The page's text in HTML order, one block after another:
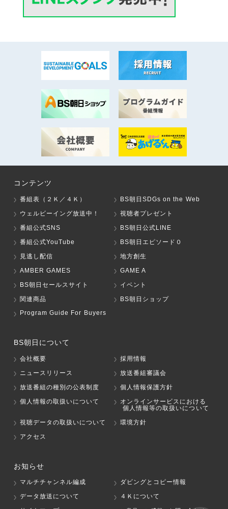
コンテンツ
番組表（２Ｋ／４Ｋ）
BS朝日SDGs on the Web
ウェルビーイング放送中！
視聴者プレゼント
番組公式SNS
BS朝日公式LINE
番組公式YouTube
BS朝日エピソード０
見逃し配信
地方創生
AMBER GAMES
GAME A
BS朝日セールスサイト
イベント
関連商品
BS朝日ショップ
Program Guide For Buyers
BS朝日について
会社概要
採用情報
ニュースリリース
放送番組審議会
放送番組の種別の公表制度
個人情報保護方針
個人情報の取扱いについて
オンラインサービスにおける
個人情報等の取扱いについて
視聴データの取扱いについて
環境方針
アクセス
お知らせ
マルチチャンネル編成
ダビングとコピー情報
データ放送について
４Ｋについて